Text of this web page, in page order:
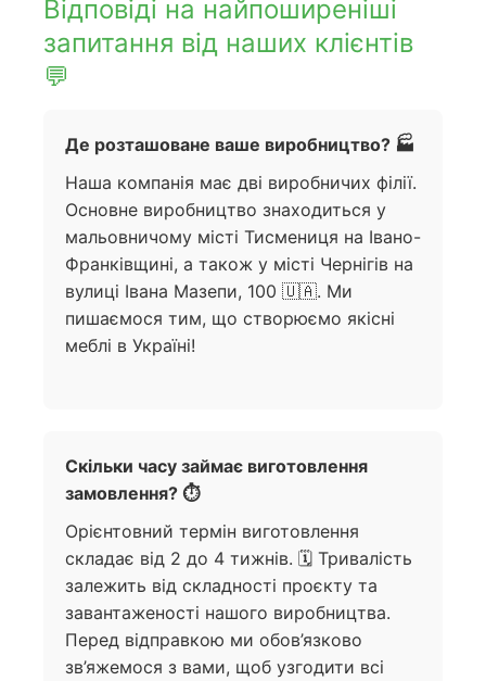
Відповіді на найпоширеніші
запитання від наших клієнтів
💬
Де розташоване ваше виробництво? 🏭
Наша компанія має дві виробничих філії.
Основне виробництво знаходиться у
мальовничому місті Тисмениця на Івано-
Франківщині, а також у місті Чернігів на
вулиці Івана Мазепи, 100 🇺🇦. Ми
пишаємося тим, що створюємо якісні
меблі в Україні!
Скільки часу займає виготовлення
замовлення? ⏱️
Орієнтовний термін виготовлення
складає від 2 до 4 тижнів. 🗓️ Тривалість
залежить від складності проєкту та
завантаженості нашого виробництва.
Перед відправкою ми обов’язково
зв’яжемося з вами, щоб узгодити всі